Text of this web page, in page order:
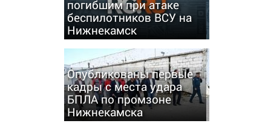
погибшим при атаке
беспилотников ВСУ на
Нижнекамск
Опубликованы первые
кадры с места удара
БПЛА по промзоне
Нижнекамска